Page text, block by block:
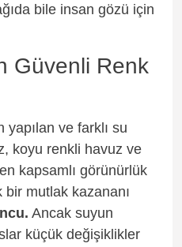
bile insan gözü için
Güvenli Renk
yapılan ve farklı su
koyu renkli havuz ve
kapsamlı görünürlük
mutlak kazananı
Ancak suyun
küçük değişiklikler